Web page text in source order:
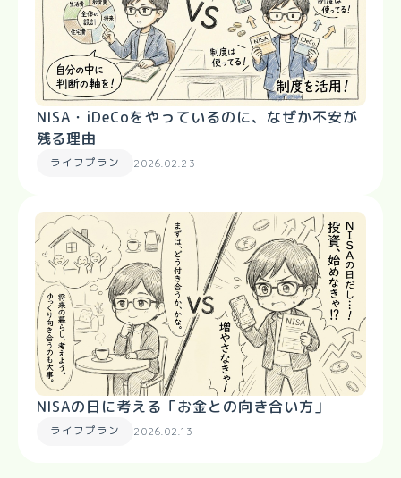
NISA・iDeCoをやっているのに、なぜか不安が
残る理由
ライフプラン 2026.02.23
NISAの日に考える「お金との向き合い方」
ライフプラン 2026.02.13